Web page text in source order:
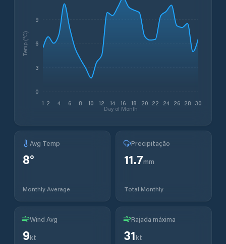
1 2 4 6 8 10 12 14 16 18 20 22 24 26 28 30
Day of Month
0
3
6
9
Temp (°C)
Avg Temp
8°
Monthly Average
Precipitação
11.7mm
Total Monthly
Wind Avg
9kt
Rajada máxima
31kt